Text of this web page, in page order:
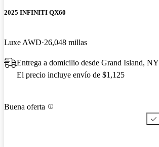
2025 INFINITI QX60
Luxe AWD 26,048 millas
Entrega a domicilio desde Grand Island, NY
El precio incluye envío de $1,125
Buena oferta